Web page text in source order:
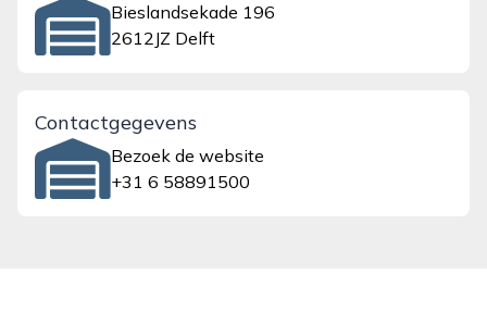
Bieslandsekade 196
2612JZ Delft
Contactgegevens
Bezoek de website
+31 6 58891500